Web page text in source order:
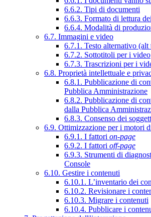
6.6.2. Tipi di documenti
6.6.3. Formato di lettura
6.6.4. Modalità di
6.7. Immagini e video
6.7.1. Testo alternativo
6.7.2. Sottotitoli per i video
6.7.3. Trascrizioni per i
6.8. Proprietà intellettuale e
6.8.1. Pubblicazione di
Pubblica Amministrazione
6.8.2. Pubblicazione di
dalla Pubblica
6.8.3. Consenso dei
6.9. Ottimizzazione per i motori
6.9.1. I fattori on-page
6.9.2. I fattori off-page
6.9.3. Strumenti di
Console
6.10. Gestire i contenuti
6.10.1. L’inventario dei
6.10.2. Revisionare i
6.10.3. Migrare i contenuti
6.10.4. Pubblicare i